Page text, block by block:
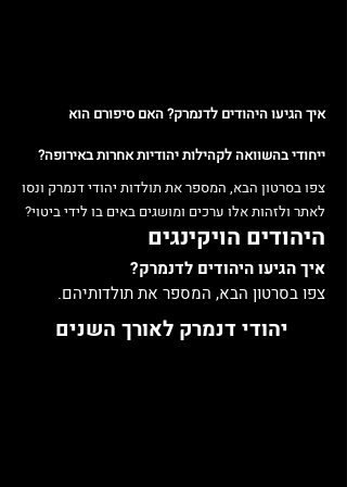
היהודים הויקינגים
איך הגיעו היהודים לדנמרק?
צפו בסרטון הבא, המספר את תולדותיהם.
יהודי דנמרק לאורך השנים
איך הגיעו היהודים לדנמרק? האם סיפורם הוא
ייחודי בהשוואה לקהילות יהודיות אחרות באירופה?
צפו בסרטון הבא, המספר את תולדות יהודי דנמרק ונסו
לאתר ולזהות אלו ערכים ומושגים באים בו לידי ביטוי?